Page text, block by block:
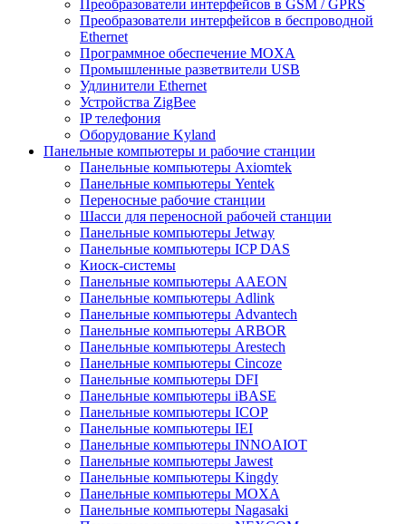
Преобразователи интерфейсов в GSM / GPRS
Преобразователи интерфейсов в беспроводной
Ethernet
Программное обеспечение MOXA
Промышленные разветвители USB
Удлинители Ethernet
Устройства ZigBee
IP телефония
Оборудование Kyland
Панельные компьютеры и рабочие станции
Панельные компьютеры Axiomtek
Панельные компьютеры Yentek
Переносные рабочие станции
Шасси для переносной рабочей станции
Панельные компьютеры Jetway
Панельные компьютеры ICP DAS
Киоск-системы
Панельные компьютеры AAEON
Панельные компьютеры Adlink
Панельные компьютеры Advantech
Панельные компьютеры ARBOR
Панельные компьютеры Arestech
Панельные компьютеры Cincoze
Панельные компьютеры DFI
Панельные компьютеры iBASE
Панельные компьютеры ICOP
Панельные компьютеры IEI
Панельные компьютеры INNOAIOT
Панельные компьютеры Jawest
Панельные компьютеры Kingdy
Панельные компьютеры MOXA
Панельные компьютеры Nagasaki